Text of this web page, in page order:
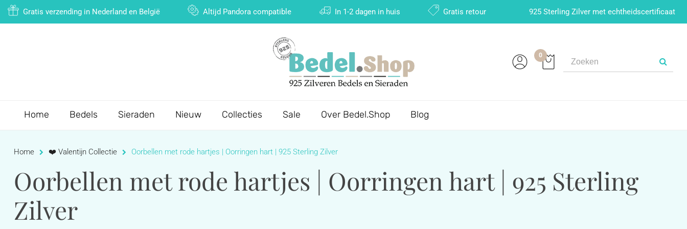
Gratis verzending in Nederland en België Altijd Pandora compatible In 1-2 dagen in huis Gratis retour 925 Sterling Zilver met echtheidscertificaat
0
Home Bedels Sieraden Nieuw Collecties Sale Over Bedel.Shop Blog
Home ❤️ Valentijn Collectie Oorbellen met rode hartjes | Oorringen hart | 925 Sterling Zilver
Oorbellen met rode hartjes | Oorringen hart | 925 Sterling
Zilver